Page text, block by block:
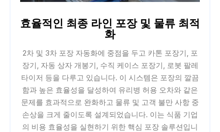
효율적인 최종 라인 포장 및 물류 최적
화
2차 및 3차 포장 자동화에 중점을 두고 카톤 포장기, 포
장기, 자동 상자 개봉기, 수직 케이스 포장기, 로봇 팔레
타이저 등을 다루고 있습니다. 이 시스템은 포장의 깔끔
함과 높은 효율성을 달성하여 유리병 허용 오차와 같은
문제를 효과적으로 완화하고 물류 및 고객 불만 사항 중
손상을 크게 줄이도록 설계되었습니다. 이는 식품 기업
의 비용 효율성을 실현하기 위한 핵심 포장 솔루션입니